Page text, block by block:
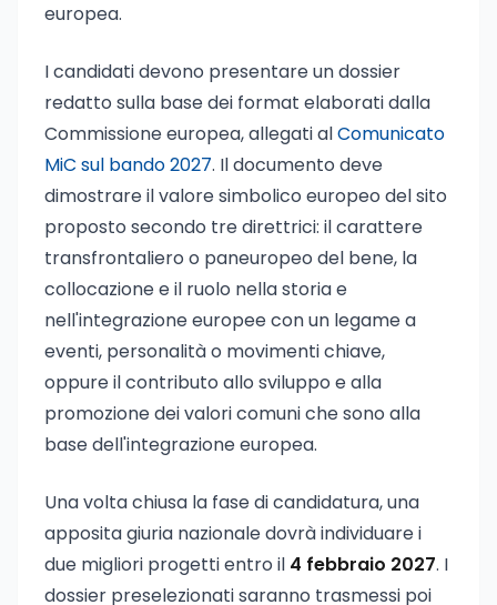
europea.
I candidati devono presentare un dossier
redatto sulla base dei format elaborati dalla
Commissione europea, allegati alComunicato
MiC sul bando 2027. Il documento deve
dimostrare il valore simbolico europeo del sito
proposto secondo tre direttrici: il carattere
transfrontaliero o paneuropeo del bene, la
collocazione e il ruolo nella storia e
nell'integrazione europee con un legame a
eventi, personalità o movimenti chiave,
oppure il contributo allo sviluppo e alla
promozione dei valori comuni che sono alla
base dell'integrazione europea.
Una volta chiusa la fase di candidatura, una
apposita giuria nazionale dovrà individuare i
due migliori progetti entro il 4 febbraio 2027. I
dossier preselezionati saranno trasmessi poi